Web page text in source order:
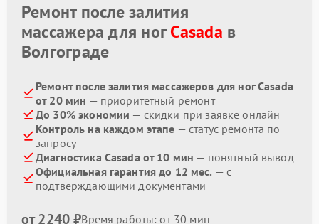
Ремонт после залития
массажера для ногCasada в
Волгограде
Ремонт после залития массажеров для ног Casada
от 20 мин — приоритетный ремонт
До 30% экономии — скидки при заявке онлайн
Контроль на каждом этапе — статус ремонта по
запросу
Диагностика Casada от 10 мин — понятный вывод
Официальная гарантия до 12 мес. — с
подтверждающими документами
от 2240 ₽Время работы: от 30 мин